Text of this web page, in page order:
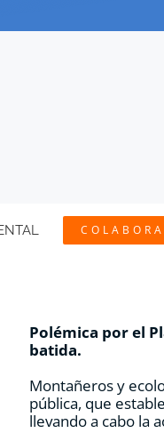
COLABORA
Polémica por el
batida.
Montañeros y
pública, que
llevando a cabo la